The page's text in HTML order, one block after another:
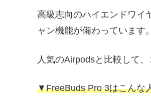
高級志向のハイエンドワイ
ャン機能が備わっています。
人気のAirpodsと比較して
▼FreeBuds Pro 3はこんな